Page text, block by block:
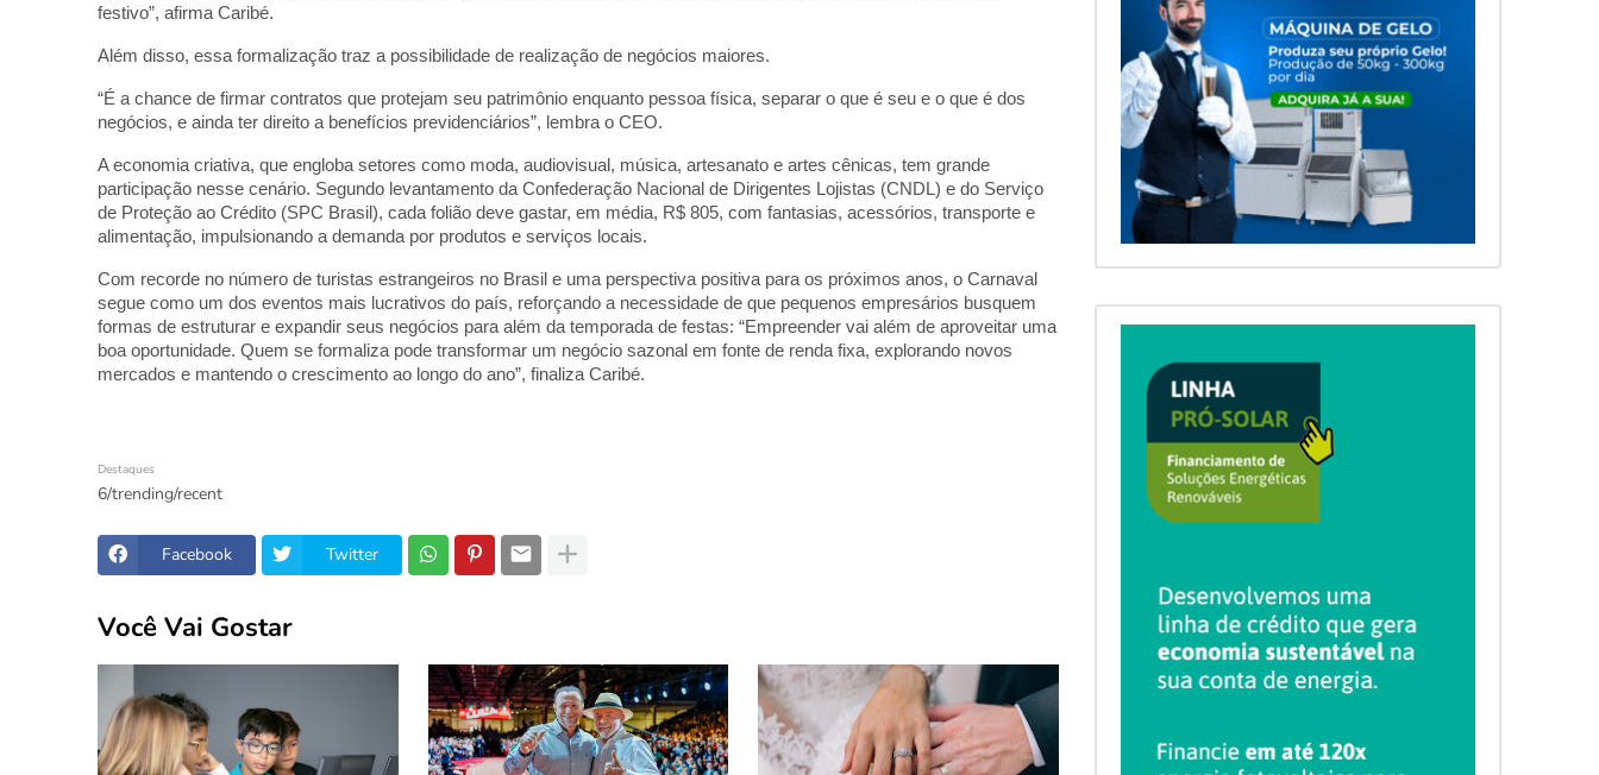
festivo”, afirma Caribé.
Além disso, essa formalização traz a possibilidade de realização de negócios maiores.
“É a chance de firmar contratos que protejam seu patrimônio enquanto pessoa física, separar o que é seu e o que é dos
negócios, e ainda ter direito a benefícios previdenciários”, lembra o CEO.
A economia criativa, que engloba setores como moda, audiovisual, música, artesanato e artes cênicas, tem grande
participação nesse cenário. Segundo levantamento da Confederação Nacional de Dirigentes Lojistas (CNDL) e do Serviço
de Proteção ao Crédito (SPC Brasil), cada folião deve gastar, em média, R$ 805, com fantasias, acessórios, transporte e
alimentação, impulsionando a demanda por produtos e serviços locais.
Com recorde no número de turistas estrangeiros no Brasil e uma perspectiva positiva para os próximos anos, o Carnaval
segue como um dos eventos mais lucrativos do país, reforçando a necessidade de que pequenos empresários busquem
formas de estruturar e expandir seus negócios para além da temporada de festas: “Empreender vai além de aproveitar uma
boa oportunidade. Quem se formaliza pode transformar um negócio sazonal em fonte de renda fixa, explorando novos
mercados e mantendo o crescimento ao longo do ano”, finaliza Caribé.
Destaques
6/trending/recent
Facebook Twitter
Você Vai Gostar